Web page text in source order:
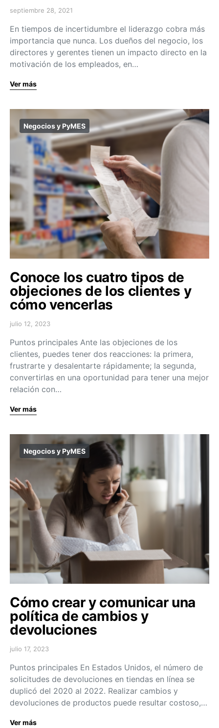
septiembre 28, 2021
En tiempos de incertidumbre el liderazgo cobra más
importancia que nunca. Los dueños del negocio, los
directores y gerentes tienen un impacto directo en la
motivación de los empleados, en…
Ver más
Negocios y PyMES
Conoce los cuatro tipos de
objeciones de los clientes y
cómo vencerlas
julio 12, 2023
Puntos principales Ante las objeciones de los
clientes, puedes tener dos reacciones: la primera,
frustrarte y desalentarte rápidamente; la segunda,
convertirlas en una oportunidad para tener una mejor
relación con…
Ver más
Negocios y PyMES
Cómo crear y comunicar una
política de cambios y
devoluciones
julio 17, 2023
Puntos principales En Estados Unidos, el número de
solicitudes de devoluciones en tiendas en línea se
duplicó del 2020 al 2022. Realizar cambios y
devoluciones de productos puede resultar costoso,…
Ver más